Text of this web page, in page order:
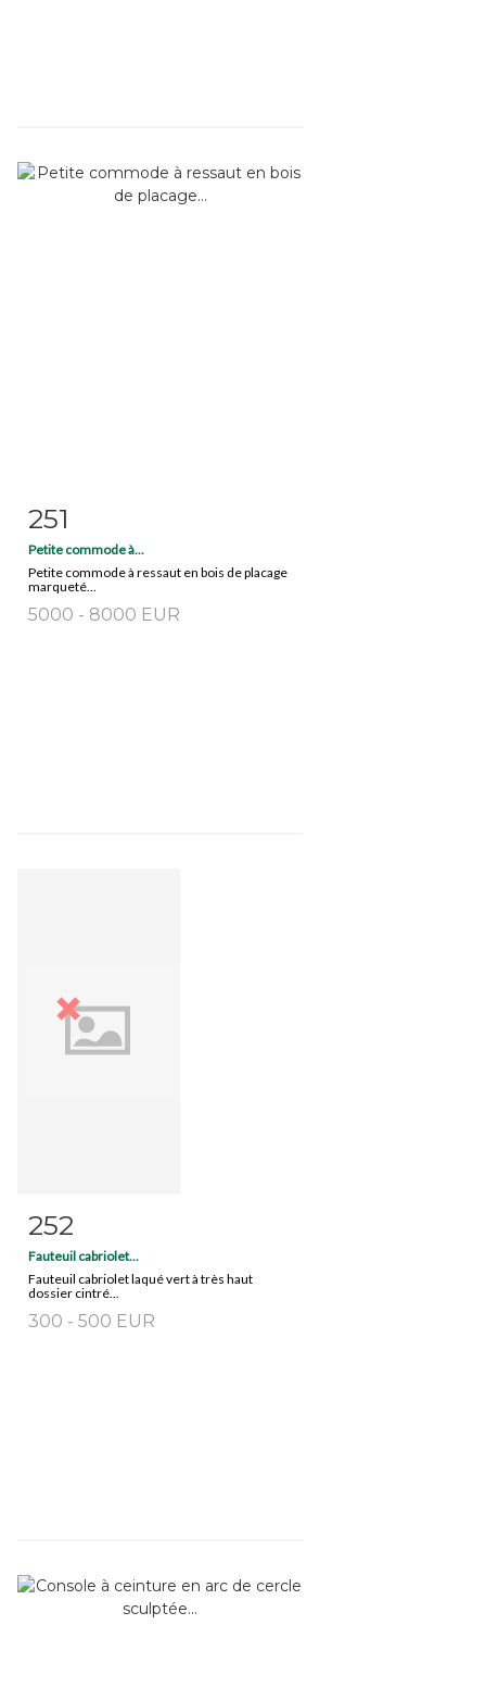
Fiche détaillée
251
Petite commode à...
Petite commode à ressaut en bois de placage
marqueté...
5000 - 8000 EUR
Fiche détaillée
252
Fauteuil cabriolet...
Fauteuil cabriolet laqué vert à très haut
dossier cintré...
300 - 500 EUR